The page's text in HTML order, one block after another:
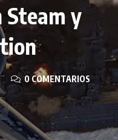
Steam y
0 COMENTARIOS